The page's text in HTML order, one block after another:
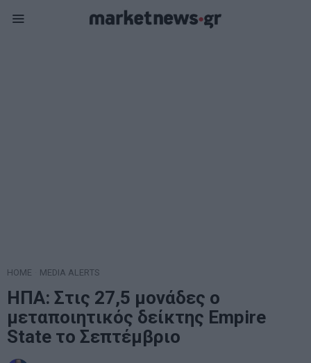
HOME MEDIA ALERTS
ΗΠΑ: Στις 27,5 μονάδες ο
μεταποιητικός δείκτης Empire
State το Σεπτέμβριο